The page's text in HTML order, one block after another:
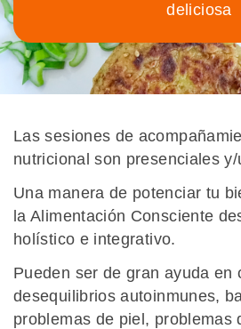
deliciosa
Las sesiones de
nutricional son presenciales
Una manera de potenciar tu
la Alimentación Consciente
holístico e integrativo.
Pueden ser de gran ayuda en
desequilibrios autoinmunes,
problemas de piel, problemas